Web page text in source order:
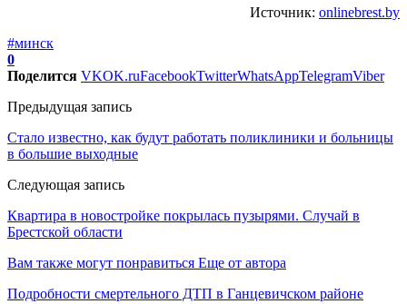
Источник: onlinebrest.by
#минск
0
Поделится VKOK.ruFacebookTwitterWhatsAppTelegramViber
Предыдущая запись
Стало известно, как будут работать поликлиники и больницы
в большие выходные
Следующая запись
Квартира в новостройке покрылась пузырями. Случай в
Брестской области
Вам также могут понравиться Еще от автора
Подробности смертельного ДТП в Ганцевичском районе